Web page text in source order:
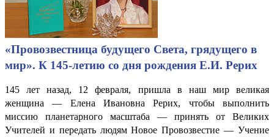
«Провозвестница будущего Света, грядущего в
мир». К 145-летию со дня рождения Е.И. Рерих
145 лет назад, 12 февраля, пришла в наш мир великая
женщина — Елена Ивановна Рерих, чтобы выполнить
миссию планетарного масштаба — принять от Великих
Учителей и передать людям Новое Провозвестие — Учение